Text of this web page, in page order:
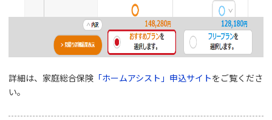
詳細は、家庭総合保険 「ホームアシスト」申込サイトをご覧くださ
い。